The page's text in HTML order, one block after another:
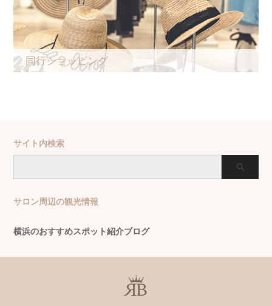
同行ショッピング
サイト内検索
サロン周辺の観光情報
横浜のおすすめスポット紹介ブログ